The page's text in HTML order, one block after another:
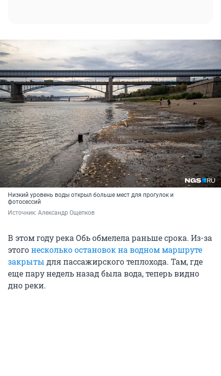
Низкий уровень воды открыл больше мест для прогулок и
фотосессий
Источник: Александр Ощепков
В этом году река Обь обмелела раньше срока. Из-за
этогонесколько остановок на водном маршруте
закрыты для пассажирского теплохода. Там, где
еще пару недель назад была вода, теперь видно
дно реки.